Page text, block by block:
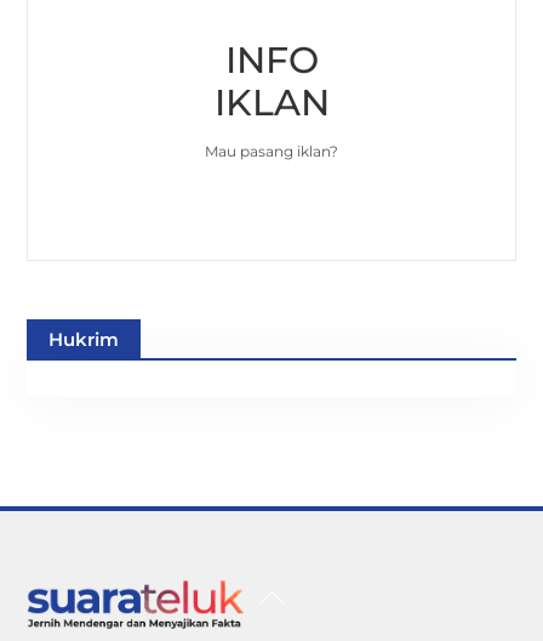
INFO
IKLAN
Mau pasang iklan?
Hukrim